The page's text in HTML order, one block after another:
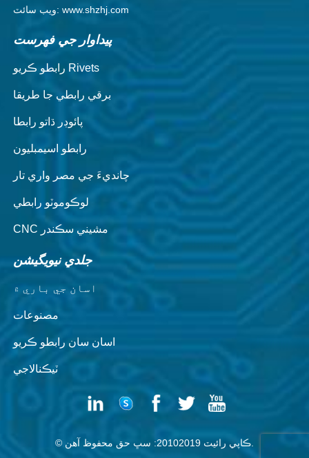
ويب سائٽ: www.shzhj.com
پيداوار جي فهرست
رابطو ڪريو Rivets
برقي رابطي جا طريقا
پائوڊر ڌاتو رابطا
رابطو اسيمبليون
چانديءَ جي مصر واري تار
لوڪوموٽو رابطي
CNC مشيني سڪندر
جلدي نيويگيشن
اسان جي باري ۾
مصنوعات
اسان سان رابطو ڪريو
ٽيڪنالاجي